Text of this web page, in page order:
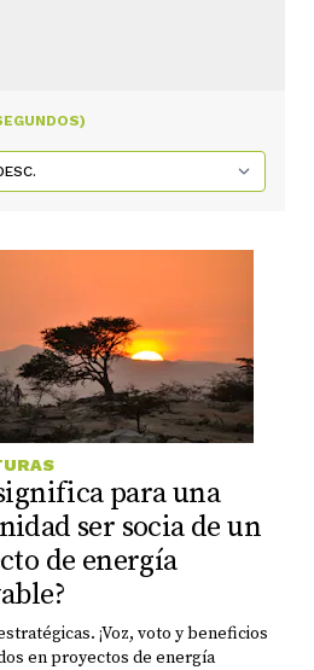
para una
ser socia de un
de energía
¡Voz, voto y beneficios
en proyectos de energía